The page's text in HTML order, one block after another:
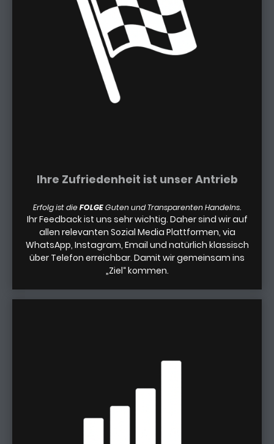
Ihre Zufriedenheit ist unser Antrieb
Erfolg ist dieFOLGEGuten und Transparenten Handelns.
Ihr Feedback ist uns sehr wichtig. Daher sind wir auf
allen relevanten Sozial Media Plattformen, via
WhatsApp, Instagram, Email und natürlich klassisch
über Telefon erreichbar. Damit wir gemeinsam ins
„Ziel“ kommen.